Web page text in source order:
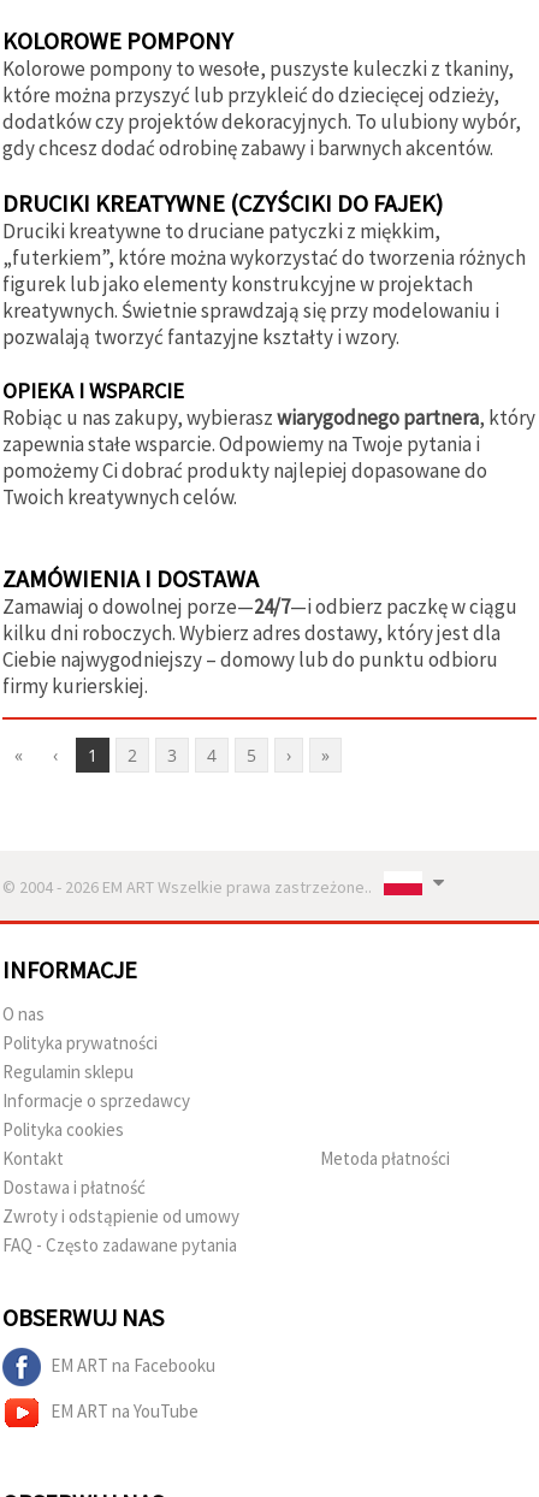
KOLOROWE POMPONY
Kolorowe pompony to wesołe, puszyste kuleczki z tkaniny,
które można przyszyć lub przykleić do dziecięcej odzieży,
dodatków czy projektów dekoracyjnych. To ulubiony wybór,
gdy chcesz dodać odrobinę zabawy i barwnych akcentów.
DRUCIKI KREATYWNE (CZYŚCIKI DO FAJEK)
Druciki kreatywne to druciane patyczki z miękkim,
„futerkiem”, które można wykorzystać do tworzenia różnych
figurek lub jako elementy konstrukcyjne w projektach
kreatywnych. Świetnie sprawdzają się przy modelowaniu i
pozwalają tworzyć fantazyjne kształty i wzory.
OPIEKA I WSPARCIE
Robiąc u nas zakupy, wybieraszwiarygodnego partnera, który
zapewnia stałe wsparcie. Odpowiemy na Twoje pytania i
pomożemy Ci dobrać produkty najlepiej dopasowane do
Twoich kreatywnych celów.
ZAMÓWIENIA I DOSTAWA
Zamawiaj o dowolnej porze—24/7—i odbierz paczkę w ciągu
kilku dni roboczych. Wybierz adres dostawy, który jest dla
Ciebie najwygodniejszy – domowy lub do punktu odbioru
firmy kurierskiej.
« ‹ 1 2 3 4 5 › »
© 2004 - 2026 EM ART Wszelkie prawa zastrzeżone..
INFORMACJE
O nas
Polityka prywatności
Regulamin sklepu
Informacje o sprzedawcy
Polityka cookies
Kontakt
Dostawa i płatność
Zwroty i odstąpienie od umowy
FAQ - Często zadawane pytania
Metoda płatności
OBSERWUJ NAS
EM ART na Facebooku
EM ART na YouTube